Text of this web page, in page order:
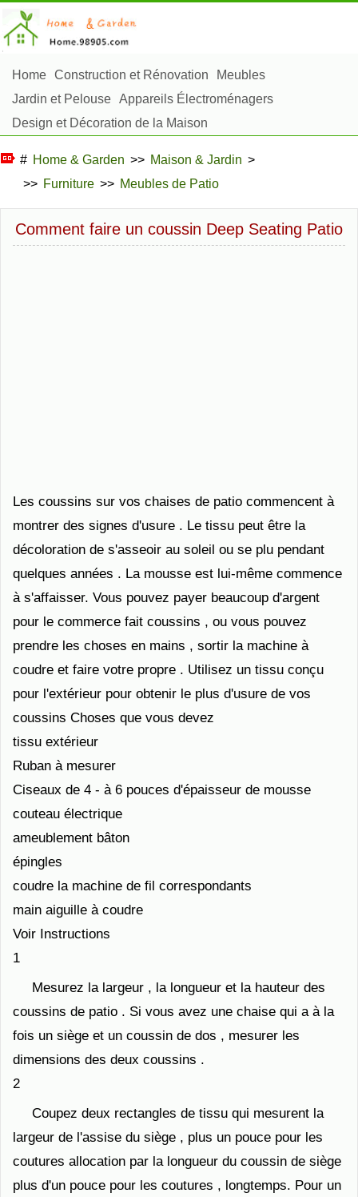
Home Construction et Rénovation
Meubles
Jardin et Pelouse Appareils Électroménagers
Design et Décoration de la Maison
# Home & Garden >> Maison & Jardin >
>> Furniture >> Meubles de Patio
Comment faire un coussin Deep Seating Patio
Les coussins sur vos chaises de patio commencent à
montrer des signes d'usure . Le tissu peut être la
décoloration de s'asseoir au soleil ou se plu pendant
quelques années . La mousse est lui-même commence
à s'affaisser. Vous pouvez payer beaucoup d'argent
pour le commerce fait coussins , ou vous pouvez
prendre les choses en mains , sortir la machine à
coudre et faire votre propre . Utilisez un tissu conçu
pour l'extérieur pour obtenir le plus d'usure de vos
coussins Choses que vous devez
tissu extérieur
Ruban à mesurer
Ciseaux de 4 - à 6 pouces d'épaisseur de mousse
couteau électrique
ameublement bâton
épingles
coudre la machine de fil correspondants
main aiguille à coudre
Voir Instructions
1
Mesurez la largeur , la longueur et la hauteur des
coussins de patio . Si vous avez une chaise qui a à la
fois un siège et un coussin de dos , mesurer les
dimensions des deux coussins .
2
Coupez deux rectangles de tissu qui mesurent la
largeur de l'assise du siège , plus un pouce pour les
coutures allocation par la longueur du coussin de siège
plus d'un pouce pour les coutures , longtemps. Pour un